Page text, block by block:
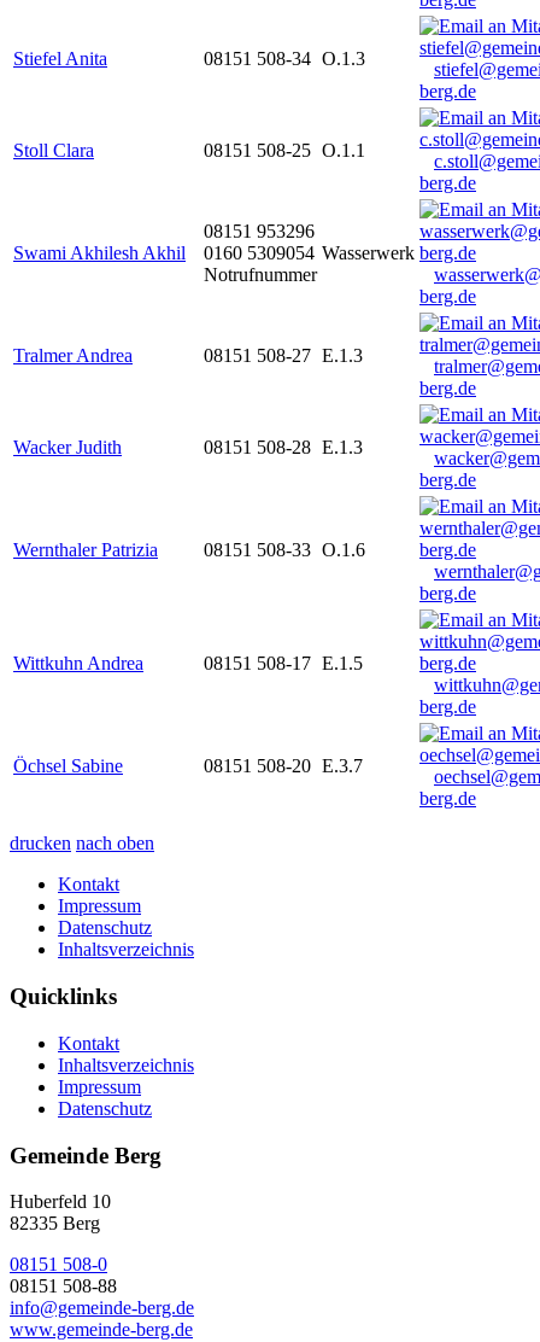
Stiefel Anita 08151 508-34 O.1.3
berg.de
Stoll Clara 08151 508-25 O.1.1
berg.de
Swami Akhilesh Akhil
08151 953296
0160 5309054
Notrufnummer
Wasserwerk
berg.de
Tralmer Andrea 08151 508-27 E.1.3
berg.de
Wacker Judith 08151 508-28 E.1.3
berg.de
Wernthaler Patrizia 08151 508-33 O.1.6
berg.de
Wittkuhn Andrea 08151 508-17 E.1.5
berg.de
Öchsel Sabine 08151 508-20 E.3.7
berg.de
drucken nach oben
Kontakt
Impressum
Datenschutz
Inhaltsverzeichnis
Quicklinks
Kontakt
Inhaltsverzeichnis
Impressum
Datenschutz
Gemeinde Berg
Huberfeld 10
82335 Berg
08151 508-0
08151 508-88
info@gemeinde-berg.de
www.gemeinde-berg.de